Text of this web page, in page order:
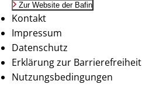
Zur Website der Bafin
Kontakt
Impressum
Datenschutz
Erklärung zur Barrierefreiheit
Nutzungsbedingungen